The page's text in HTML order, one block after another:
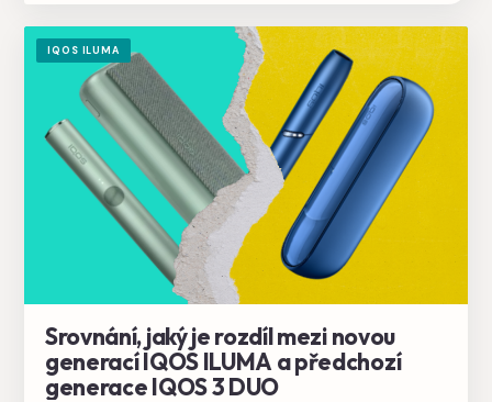
IQOS ILUMA
Srovnání, jaký je rozdíl mezi novou
generací IQOS ILUMA a předchozí
generace IQOS 3 DUO